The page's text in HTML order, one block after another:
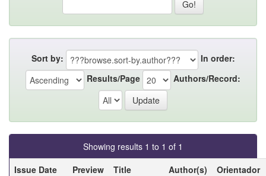
Sort by:
In order:
Results/Page
Authors/Record:
Showing results 1 to 1 of 1
Issue Date
Preview Title Author(s)
Orientador